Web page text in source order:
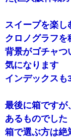
スイープを楽し
クロノグラフを
背景がゴチャつ
気になります
インデックスも
最後に箱ですが
あるものでした
箱で選ぶ方は絶